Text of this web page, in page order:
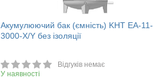
Акумулюючий бак (ємність) KHT ЕА-11-
3000-X/Y без ізоляції
Відгуків немає
У наявності